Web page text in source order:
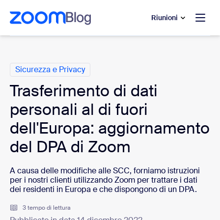
principale
di assistenza
Riunioni
Sicurezza e Privacy
Trasferimento di dati
personali al di fuori
dell'Europa: aggiornamento
del DPA di Zoom
A causa delle modifiche alle SCC, forniamo istruzioni
per i nostri clienti utilizzando Zoom per trattare i dati
dei residenti in Europa e che dispongono di un DPA.
3 tempo di lettura